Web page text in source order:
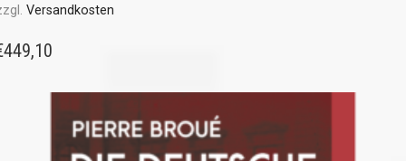
Versandkosten
449,10